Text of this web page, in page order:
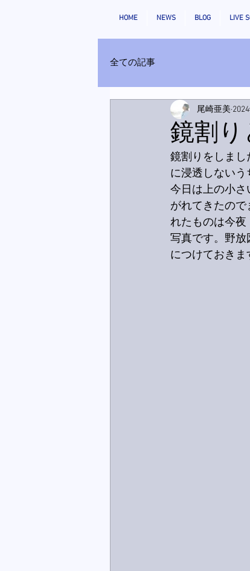
HOME NEWS BLOG LIVE
全ての記事
鏡割り
尾崎亜美
鏡割りをしまし
に浸透しないう
今日は上の小さ
がれてきたの
れたものは今夜
写真です。野
につけておきま